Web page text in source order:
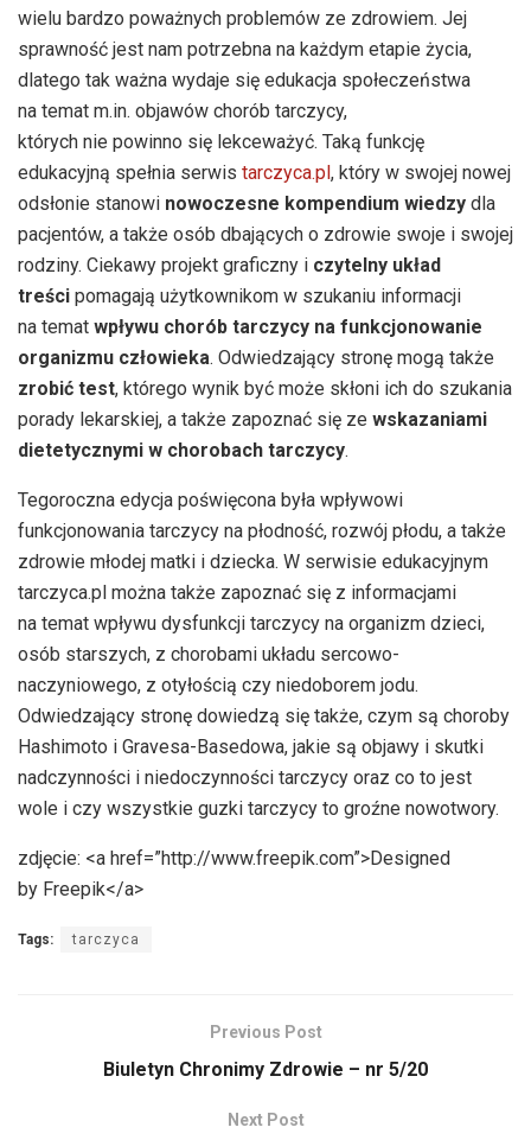
wielu bardzo poważnych problemów ze zdrowiem. Jej
sprawność jest nam potrzebna na każdym etapie życia,
dlatego tak ważna wydaje się edukacja społeczeństwa
na temat m.in. objawów chorób tarczycy,
których nie powinno się lekceważyć. Taką funkcję
edukacyjną spełnia serwis tarczyca.pl, który w swojej nowej
odsłonie stanowi nowoczesne kompendium wiedzy dla
pacjentów, a także osób dbających o zdrowie swoje i swojej
rodziny. Ciekawy projekt graficzny i czytelny układ
treści pomagają użytkownikom w szukaniu informacji
na temat wpływu chorób tarczycy na funkcjonowanie
organizmu człowieka. Odwiedzający stronę mogą także
zrobić test, którego wynik być może skłoni ich do szukania
porady lekarskiej, a także zapoznać się ze wskazaniami
dietetycznymi w chorobach tarczycy.
Tegoroczna edycja poświęcona była wpływowi
funkcjonowania tarczycy na płodność, rozwój płodu, a także
zdrowie młodej matki i dziecka. W serwisie edukacyjnym
tarczyca.pl można także zapoznać się z informacjami
na temat wpływu dysfunkcji tarczycy na organizm dzieci,
osób starszych, z chorobami układu sercowo-
naczyniowego, z otyłością czy niedoborem jodu.
Odwiedzający stronę dowiedzą się także, czym są choroby
Hashimoto i Gravesa-Basedowa, jakie są objawy i skutki
nadczynności i niedoczynności tarczycy oraz co to jest
wole i czy wszystkie guzki tarczycy to groźne nowotwory.
zdjęcie: <a href=”http://www.freepik.com”>Designed
by Freepik</a>
Tags: tarczyca
Previous Post
Biuletyn Chronimy Zdrowie – nr 5/20
Next Post